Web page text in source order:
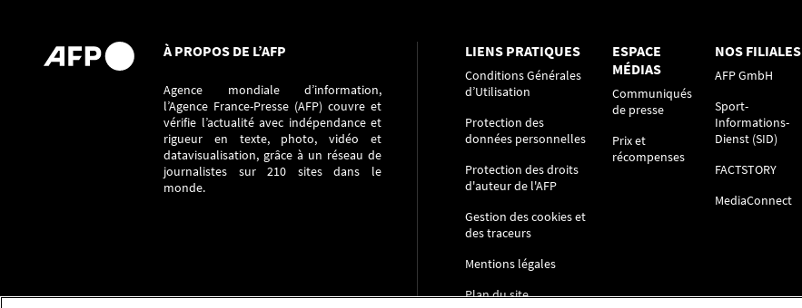
À PROPOS DE L’AFP
Agence mondiale d’information,
l’Agence France-Presse (AFP) couvre et
vérifie l’actualité avec indépendance et
rigueur en texte, photo, vidéo et
datavisualisation, grâce à un réseau de
journalistes sur 210 sites dans le
monde.
LIENS PRATIQUES
Conditions Générales
d’Utilisation
Protection des
données personnelles
Protection des droits
d'auteur de l'AFP
Gestion des cookies et
des traceurs
Mentions légales
Plan du site
ESPACE
MÉDIAS
Communiqués
de presse
Prix et
récompenses
NOS FILIALES
AFP GmbH
Sport-
Informations-
Dienst (SID)
FACTSTORY
MediaConnect